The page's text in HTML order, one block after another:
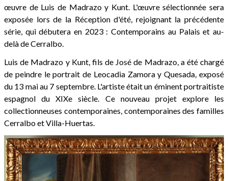
œuvre de Luis de Madrazo y Kunt. L'œuvre sélectionnée sera
exposée lors de la Réception d'été, rejoignant la précédente
série, qui débutera en 2023 : Contemporains au Palais et au-
delà de Cerralbo.
Luis de Madrazo y Kunt, fils de José de Madrazo, a été chargé
de peindre le portrait de Leocadia Zamora y Quesada, exposé
du 13 mai au 7 septembre. L'artiste était un éminent portraitiste
espagnol du XIXe siècle. Ce nouveau projet explore les
collectionneuses contemporaines, contemporaines des familles
Cerralbo et Villa-Huertas.